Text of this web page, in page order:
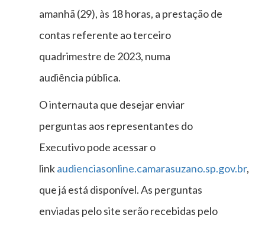
amanhã (29), às 18 horas, a prestação de
contas referente ao terceiro
quadrimestre de 2023, numa
audiência pública.
O internauta que desejar enviar
perguntas aos representantes do
Executivo pode acessar o
linkaudienciasonline.camarasuzano.sp.gov.br,
que já está disponível. As perguntas
enviadas pelo site serão recebidas pelo